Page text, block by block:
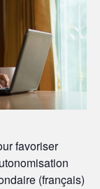
favoriser
(français)